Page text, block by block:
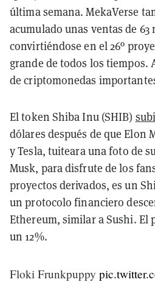
última semana. MekaVerse
acumulado unas ventas de
convirtiéndose en el 26º
grande de todos los tiempos.
de criptomonedas
El token Shiba Inu (SHIB)
dólares después de que Elon
y Tesla, tuiteara una foto de
Musk, para disfrute de los
proyectos derivados, es un
un protocolo financiero
Ethereum, similar a Sushi. El
un 12%.
Floki Frunkpuppy